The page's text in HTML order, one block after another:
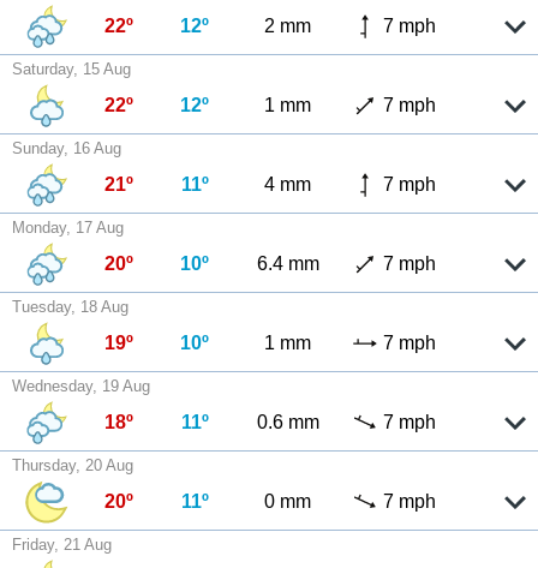
22º 12º 2 mm 7 mph
Saturday, 15 Aug
22º 12º 1 mm 7 mph
Sunday, 16 Aug
21º 11º 4 mm 7 mph
Monday, 17 Aug
20º 10º 6.4 mm 7 mph
Tuesday, 18 Aug
19º 10º 1 mm 7 mph
Wednesday, 19 Aug
18º 11º 0.6 mm 7 mph
Thursday, 20 Aug
20º 11º 0 mm 7 mph
Friday, 21 Aug